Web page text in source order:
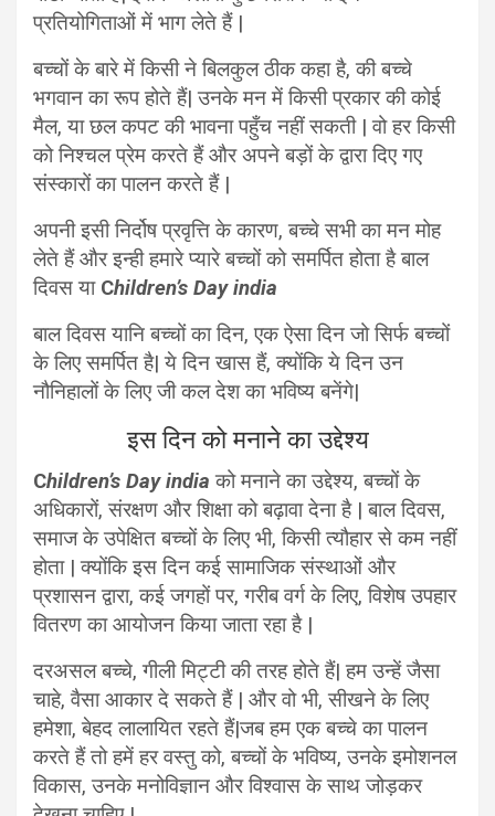
प्रतियोगिताओं में भाग लेते हैं |
बच्चों के बारे में किसी ने बिलकुल ठीक कहा है, की बच्चे
भगवान का रूप होते हैं| उनके मन में किसी प्रकार की कोई
मैल, या छल कपट की भावना पहुँच नहीं सकती | वो हर किसी
को निश्चल प्रेम करते हैं और अपने बड़ों के द्वारा दिए गए
संस्कारों का पालन करते हैं |
अपनी इसी निर्दोष प्रवृत्ति के कारण, बच्चे सभी का मन मोह
लेते हैं और इन्ही हमारे प्यारे बच्चों को समर्पित होता है बाल
दिवस या Children’s Day india
बाल दिवस यानि बच्चों का दिन, एक ऐसा दिन जो सिर्फ बच्चों
के लिए समर्पित है| ये दिन खास हैं, क्योंकि ये दिन उन
नौनिहालों के लिए जी कल देश का भविष्य बनेंगे|
इस दिन को मनाने का उद्देश्य
Children’s Day indiaको मनाने का उद्देश्य, बच्चों के
अधिकारों, संरक्षण और शिक्षा को बढ़ावा देना है | बाल दिवस,
समाज के उपेक्षित बच्चों के लिए भी, किसी त्यौहार से कम नहीं
होता | क्योंकि इस दिन कई सामाजिक संस्थाओं और
प्रशासन द्वारा, कई जगहों पर, गरीब वर्ग के लिए, विशेष उपहार
वितरण का आयोजन किया जाता रहा है |
दरअसल बच्चे, गीली मिट्टी की तरह होते हैं| हम उन्हें जैसा
चाहे, वैसा आकार दे सकते हैं | और वो भी, सीखने के लिए
हमेशा, बेहद लालायित रहते हैं|जब हम एक बच्चे का पालन
करते हैं तो हमें हर वस्तु को, बच्चों के भविष्य, उनके इमोशनल
विकास, उनके मनोविज्ञान और विश्वास के साथ जोड़कर